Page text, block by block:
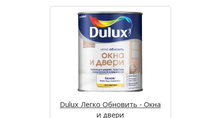
Dulux Легко Обновить - Окна
и двери